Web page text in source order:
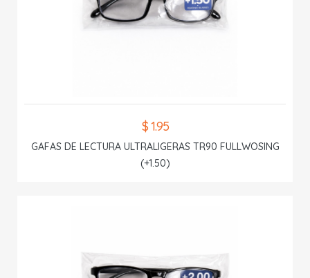
$ 1.95
GAFAS DE LECTURA ULTRALIGERAS TR90 FULLWOSING
(+1.50)